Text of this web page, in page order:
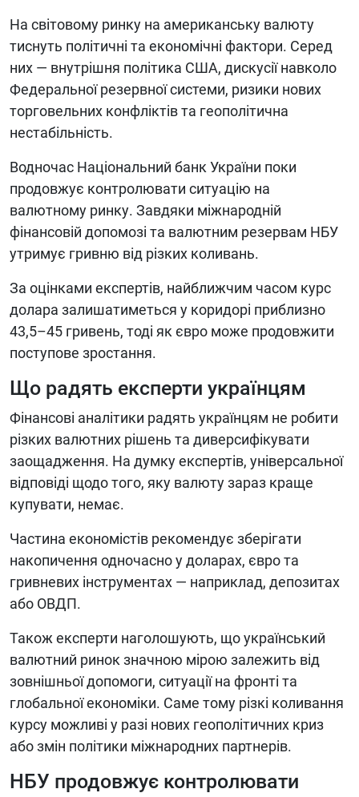
На світовому ринку на американську валюту
тиснуть політичні та економічні фактори. Серед
них — внутрішня політика США, дискусії навколо
Федеральної резервної системи, ризики нових
торговельних конфліктів та геополітична
нестабільність.
Водночас Національний банк України поки
продовжує контролювати ситуацію на
валютному ринку. Завдяки міжнародній
фінансовій допомозі та валютним резервам НБУ
утримує гривню від різких коливань.
За оцінками експертів, найближчим часом курс
долара залишатиметься у коридорі приблизно
43,5–45 гривень, тоді як євро може продовжити
поступове зростання.
Що радять експерти українцям
Фінансові аналітики радять українцям не робити
різких валютних рішень та диверсифікувати
заощадження. На думку експертів, універсальної
відповіді щодо того, яку валюту зараз краще
купувати, немає.
Частина економістів рекомендує зберігати
накопичення одночасно у доларах, євро та
гривневих інструментах — наприклад, депозитах
або ОВДП.
Також експерти наголошують, що український
валютний ринок значною мірою залежить від
зовнішньої допомоги, ситуації на фронті та
глобальної економіки. Саме тому різкі коливання
курсу можливі у разі нових геополітичних криз
або змін політики міжнародних партнерів.
НБУ продовжує контролювати